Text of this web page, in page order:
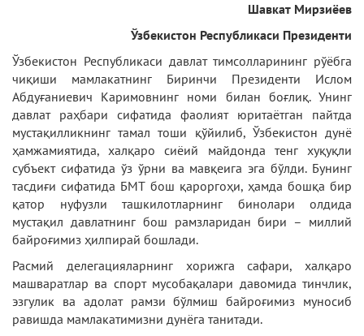
Шавкат Мирзиёев
Ўзбекистон Республикаси Президенти
Ўзбекистон Республикаси давлат тимсолларининг рўёбга
чиқиши мамлакатнинг Биринчи Президенти Ислом
Абдуғаниевич Каримовнинг номи билан боғлиқ. Унинг
давлат раҳбари сифатида фаолият юритаётган пайтда
мустақилликнинг тамал тоши қўйилиб, Ўзбекистон дунё
ҳамжамиятида, халқаро сиёий майдонда тенг хуқуқли
субъект сифатида ўз ўрни ва мавқеига эга бўлди. Бунинг
тасдиғи сифатида БМТ бош қароргоҳи, ҳамда бошқа бир
қатор нуфузли ташкилотларнинг бинолари олдида
мустақил давлатнинг бош рамзларидан бири – миллий
байроғимиз ҳилпирай бошлади.
Расмий делегацияларнинг хорижга сафари, халқаро
машваратлар ва спорт мусобақалари давомида тинчлик,
эзгулик ва адолат рамзи бўлмиш байроғимиз муносиб
равишда мамлакатимизни дунёга танитади.